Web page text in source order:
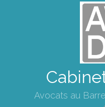
Avocats au